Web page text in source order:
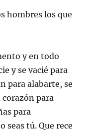
hombres los que
y en todo
y se vacié para
para alabarte, se
para
para
seas tú. Que rece